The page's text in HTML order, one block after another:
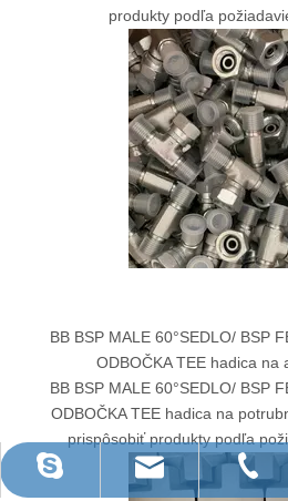
produkty podľa
BB BSP MALE 60°SEDLO/ BSP
ODBOČKA TEE hadica na
BB BSP MALE 60°SEDLO/ BSP
ODBOČKA TEE hadica na
prispôsobiť produkty podľa
Skype
Tel
QQ
WhatsApp